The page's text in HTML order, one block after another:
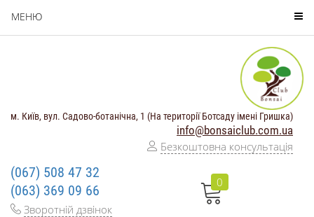
МЕНЮ
м. Київ, вул. Садово-ботанічна, 1 (На території Ботсаду імені Гришка)
info@bonsaiclub.com.ua
Безкоштовна консультація
(067) 508 47 32
(063) 369 09 66
Зворотній дзвінок
0